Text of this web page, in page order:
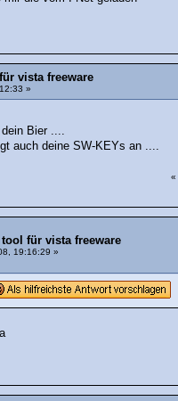
vista freeware
»
Bier ....
auch deine SW-KEYs an ....
«
tool für vista freeware
19:16:29 »